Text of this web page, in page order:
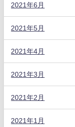
2021年6月
2021年5月
2021年4月
2021年3月
2021年2月
2021年1月